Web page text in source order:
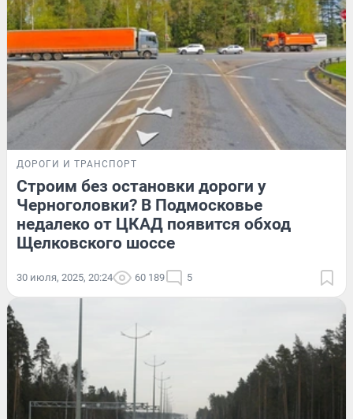
ДОРОГИ И ТРАНСПОРТ
Строим без остановки дороги у
Черноголовки? В Подмосковье
недалеко от ЦКАД появится обход
Щелковского шоссе
30 июля, 2025, 20:24 60 189 5